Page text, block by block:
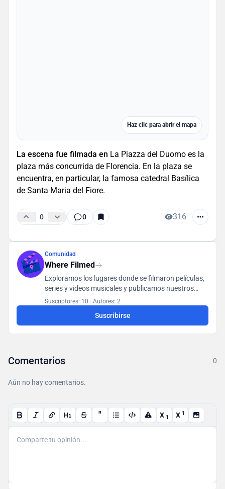
Haz clic para abrir el mapa
La escena fue filmada en La Piazza del Duomo es la
plaza más concurrida de Florencia. En la plaza se
encuentra, en particular, la famosa catedral Basílica
de Santa Maria del Fiore.
0 0 316
Comunidad
Where Filmed
Exploramos los lugares donde se filmaron películas,
series y videos musicales y publicamos nuestros
hallazgos en una base de datos accesible para todos
Suscriptores: 10 · Autores: 2
Suscribirse
Comentarios 0
Aún no hay comentarios.
" X 1 X 1